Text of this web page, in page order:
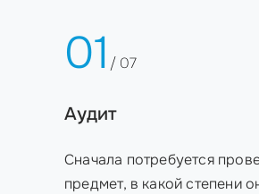
01 / 07
Аудит
Сначала потребуется
предмет, в какой степени